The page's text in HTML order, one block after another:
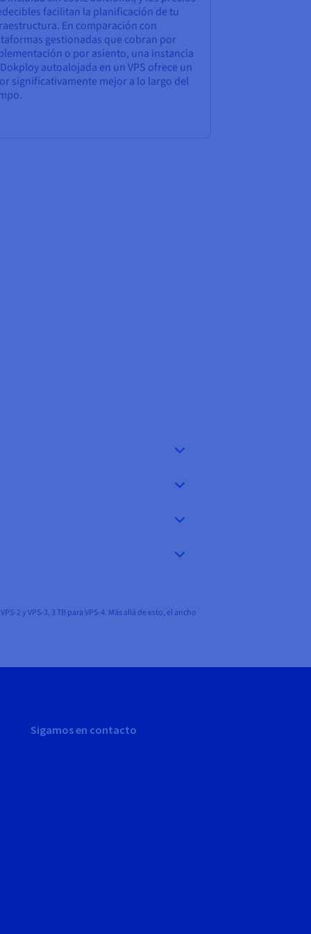
facilitan la planificación de tu
En comparación con
gestionadas que cobran por
o por asiento, una instancia
autoalojada en un VPS ofrece un
significativamente mejor a lo largo del
2 y VPS-3, 3 TB para VPS-4. Más allá de esto, el ancho
Sigamos en contacto